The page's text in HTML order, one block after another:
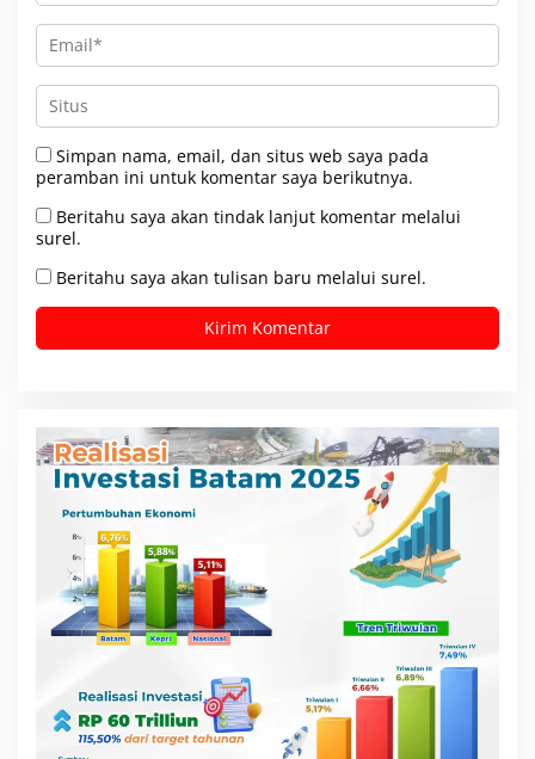
Simpan nama, email, dan situs web saya pada
peramban ini untuk komentar saya berikutnya.
Beritahu saya akan tindak lanjut komentar melalui
surel.
Beritahu saya akan tulisan baru melalui surel.